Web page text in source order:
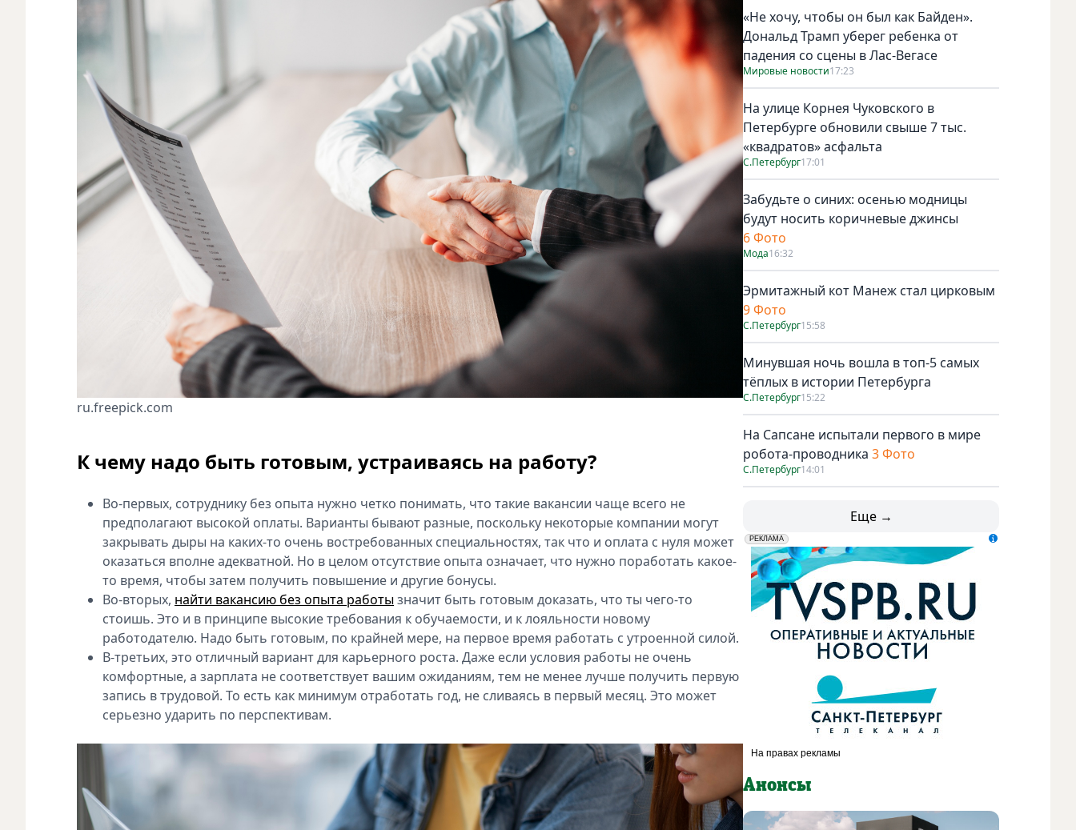
ru.freepick.com
К чему надо быть готовым, устраиваясь на работу?
Во-первых, сотруднику без опыта нужно четко понимать, что такие вакансии чаще всего не
предполагают высокой оплаты. Варианты бывают разные, поскольку некоторые компании могут
закрывать дыры на каких-то очень востребованных специальностях, так что и оплата с нуля может
оказаться вполне адекватной. Но в целом отсутствие опыта означает, что нужно поработать какое-
то время, чтобы затем получить повышение и другие бонусы.
Во-вторых, найти вакансию без опыта работызначит быть готовым доказать, что ты чего-то
стоишь. Это и в принципе высокие требования к обучаемости, и к лояльности новому
работодателю. Надо быть готовым, по крайней мере, на первое время работать с утроенной силой.
В-третьих, это отличный вариант для карьерного роста. Даже если условия работы не очень
комфортные, а зарплата не соответствует вашим ожиданиям, тем не менее лучше получить первую
запись в трудовой. То есть как минимум отработать год, не сливаясь в первый месяц. Это может
серьезно ударить по перспективам.
«Не хочу, чтобы он был как Байден».
Дональд Трамп уберег ребенка от
падения со сцены в Лас-Вегасе
Мировые новости17:23
На улице Корнея Чуковского в
Петербурге обновили свыше 7 тыс.
«квадратов» асфальта
С.Петербург17:01
Забудьте о синих: осенью модницы
будут носить коричневые джинсы
6 Фото
Мода16:32
Эрмитажный кот Манеж стал цирковым
9 Фото
С.Петербург15:58
Минувшая ночь вошла в топ-5 самых
тёплых в истории Петербурга
С.Петербург15:22
На Сапсане испытали первого в мире
робота-проводника 3 Фото
С.Петербург14:01
Еще →
erid: LdtCK5udn
РЕКЛАМА
АО "ГАТР", ИНН: 7841320717
Анонсы